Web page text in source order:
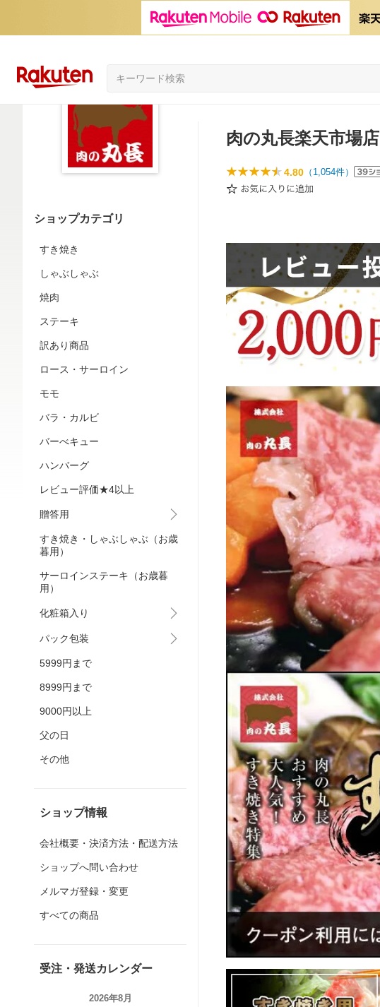
ショップカテゴリ
すき焼き
しゃぶしゃぶ
焼肉
ステーキ
訳あり商品
ロース・サーロイン
モモ
バラ・カルビ
バーべキュー
ハンバーグ
レビュー評価★4以上
贈答用
すき焼き・しゃぶしゃぶ（お歳
暮用）
サーロインステーキ（お歳暮
用）
化粧箱入り
パック包装
5999円まで
8999円まで
9000円以上
父の日
その他
ショップ情報
会社概要・決済方法・配送方法
ショップへ問い合わせ
メルマガ登録・変更
すべての商品
受注・発送カレンダー
2026年8月
肉の丸長楽天市場店
4.80 （ 1,054件）